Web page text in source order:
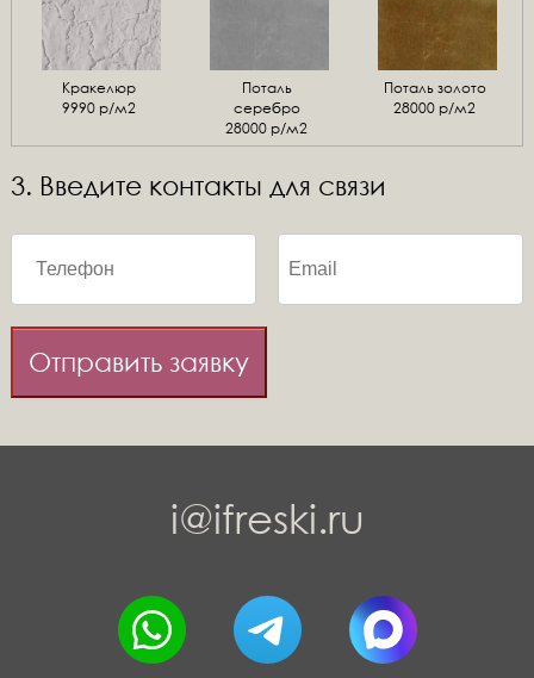
Кракелюр
9990 р/м2
Поталь
серебро
28000 р/м2
Поталь золото
28000 р/м2
3. Введите контакты для связи
Отправить заявку
i@ifreski.ru